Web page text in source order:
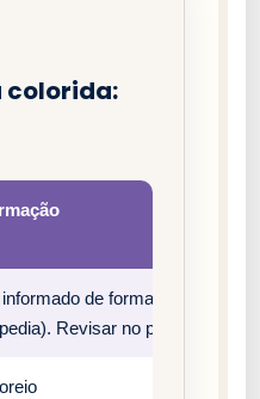
colorida:
de forma estruturada
Revisar no padrão oficial